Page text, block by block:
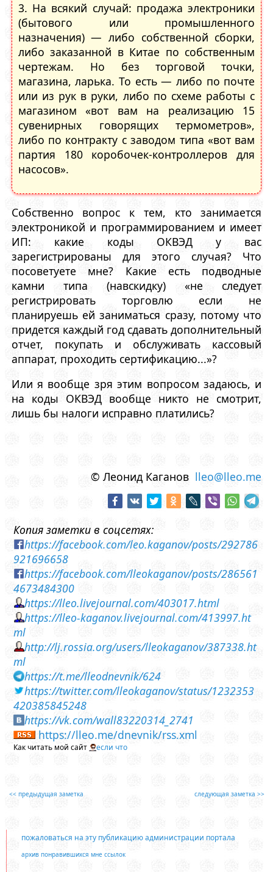
3. На всякий случай: продажа электроники
(бытового или промышленного
назначения) — либо собственной сборки,
либо заказанной в Китае по собственным
чертежам. Но без торговой точки,
магазина, ларька. То есть — либо по почте
или из рук в руки, либо по схеме работы с
магазином «вот вам на реализацию 15
сувенирных говорящих термометров»,
либо по контракту с заводом типа «вот вам
партия 180 коробочек-контроллеров для
насосов».
Собственно вопрос к тем, кто занимается
электроникой и программированием и имеет
ИП: какие коды ОКВЭД у вас
зарегистрированы для этого случая? Что
посоветуете мне? Какие есть подводные
камни типа (навскидку) «не следует
регистрировать торговлю если не
планируешь ей заниматься сразу, потому что
придется каждый год сдавать дополнительный
отчет, покупать и обслуживать кассовый
аппарат, проходить сертификацию...»?
Или я вообще зря этим вопросом задаюсь, и
на коды ОКВЭД вообще никто не смотрит,
лишь бы налоги исправно платились?
© Леонид Каганов lleo@lleo.me
Копия заметки в соцсетях:
https://facebook.com/leo.kaganov/posts/292786
921696658
https://facebook.com/lleokaganov/posts/286561
4673484300
https://lleo.livejournal.com/403017.html
https://lleo-kaganov.livejournal.com/413997.ht
ml
http://lj.rossia.org/users/lleokaganov/387338.ht
ml
https://t.me/lleodnevnik/624
https://twitter.com/lleokaganov/status/1232353
420385845248
https://vk.com/wall83220314_2741
https://lleo.me/dnevnik/rss.xml
Как читать мой сайт если что
<< предыдущая заметка следующая заметка >>
пожаловаться на эту публикацию администрации портала
архив понравившихся мне ссылок